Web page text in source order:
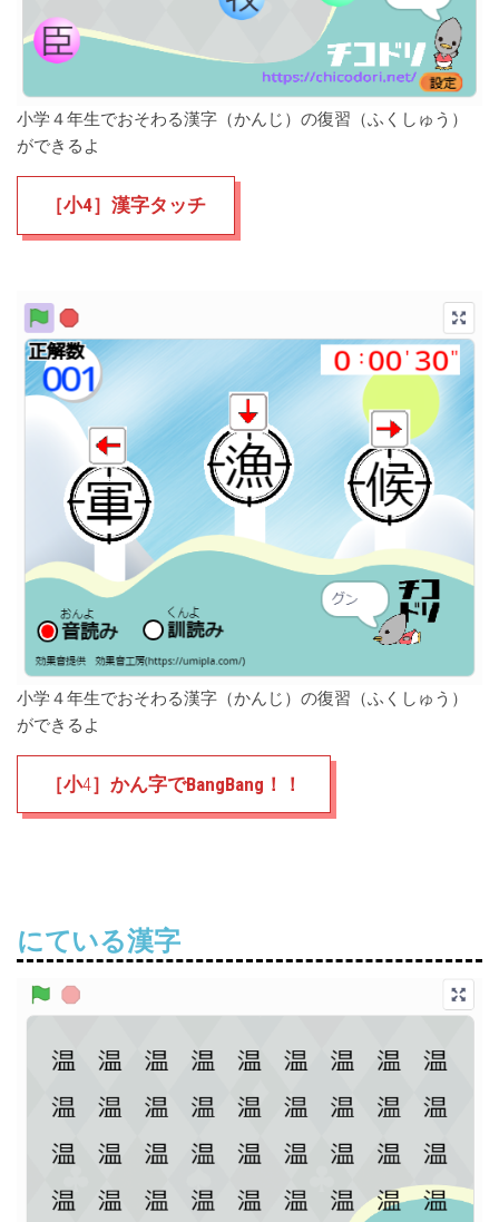
小学４年生でおそわる漢字（かんじ）の復習（ふくしゅう）
ができるよ
［小4］漢字タッチ
小学４年生でおそわる漢字（かんじ）の復習（ふくしゅう）
ができるよ
［小4］かん字でBangBang！！
にている漢字